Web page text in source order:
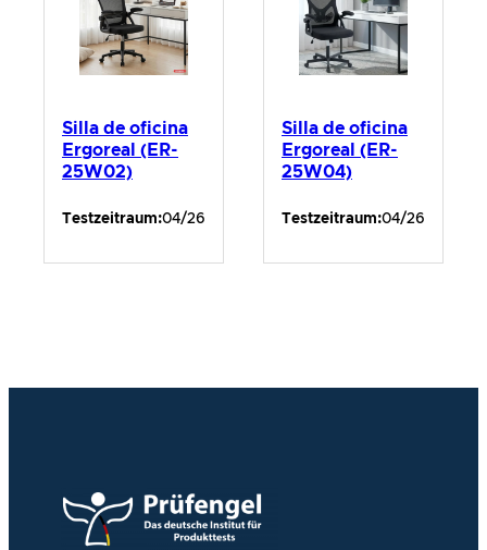
Silla de oficina
Ergoreal (ER-
25W02)
Testzeitraum:04/26
Silla de oficina
Ergoreal (ER-
25W04)
Testzeitraum:04/26